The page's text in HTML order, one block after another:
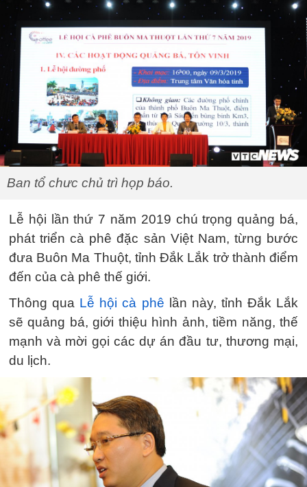
Ban tổ chưc chủ trì họp báo.
Lễ hội lần thứ 7 năm 2019 chú trọng quảng bá,
phát triển cà phê đặc sản Việt Nam, từng bước
đưa Buôn Ma Thuột, tỉnh Đắk Lắk trở thành điểm
đến của cà phê thế giới.
Thông qua Lễ hội cà phê lần này, tỉnh Đắk Lắk
sẽ quảng bá, giới thiệu hình ảnh, tiềm năng, thế
mạnh và mời gọi các dự án đầu tư, thương mại,
du lịch.